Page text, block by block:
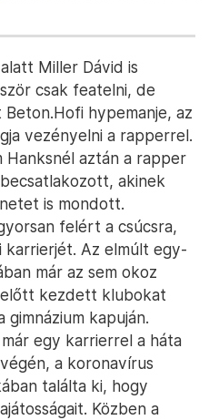
Miller Dávid is
csak featelni, de
hypemanje, az
vezényelni a rapperrel.
Hanksnél aztán a rapper
akinek
is mondott.
felért a csúcsra,
Az elmúlt egy-
már az sem okoz
kezdett klubokat
kapuján.
egy karrierrel a háta
a koronavírus
találta ki, hogy
Közben a